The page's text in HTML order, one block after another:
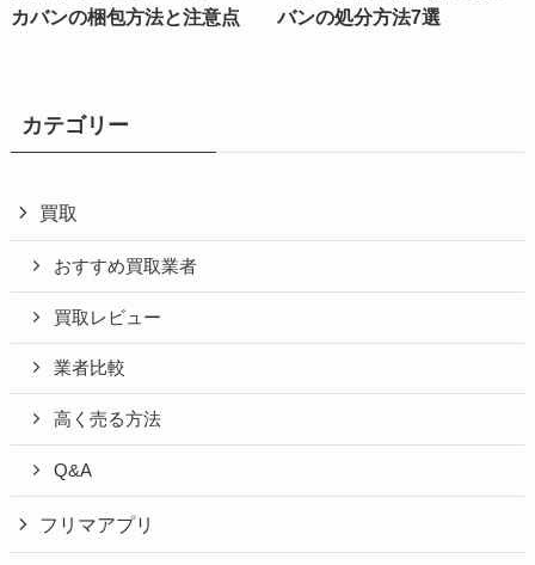
カバンの梱包方法と注意点
バンの処分方法7選
カテゴリー
買取
おすすめ買取業者
買取レビュー
業者比較
高く売る方法
Q&A
フリマアプリ